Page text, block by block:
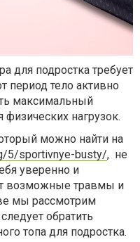
для подростка требует
период тело активно
максимальный
нагрузок.
можно найти на
5/sportivnye-busty/, не
уверенно и
возможные травмы и
мы рассмотрим
обратить
топа для подростка.